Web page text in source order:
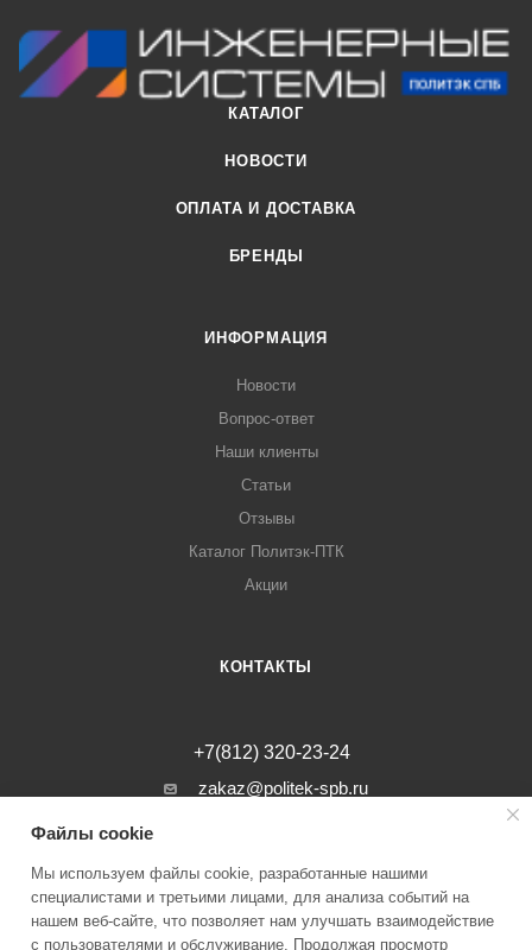
КАТАЛОГ
НОВОСТИ
ОПЛАТА И ДОСТАВКА
БРЕНДЫ
ИНФОРМАЦИЯ
Новости
Вопрос-ответ
Наши клиенты
Статьи
Отзывы
Каталог Политэк-ПТК
Акции
КОНТАКТЫ
+7(812) 320-23-24
zakaz@politek-spb.ru
г. Санкт-Петербург, Минеральная ул, д.
Файлы cookie
Мы используем файлы cookie, разработанные нашими
специалистами и третьими лицами, для анализа событий на
нашем веб-сайте, что позволяет нам улучшать взаимодействие
с пользователями и обслуживание. Продолжая просмотр